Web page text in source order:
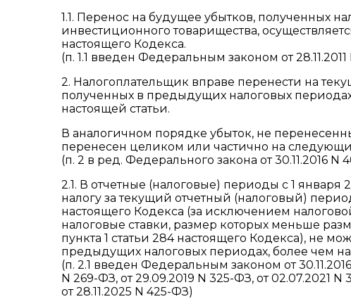
1.1. Перенос на будущее убытков, полученных
инвестиционного товарищества,
настоящего Кодекса.
(п. 1.1 введен Федеральным законом от
2. Налогоплательщик вправе перенести на
полученных в предыдущих налоговых
настоящей статьи.
В аналогичном порядке убыток, не
перенесен целиком или частично на
(п. 2 в ред. Федерального закона от 30.11.2016 N
2.1. В отчетные (налоговые) периоды с 1 января
налогу за текущий отчетный (налоговый)
настоящего Кодекса (за исключением
налоговые ставки, размер которых меньше
пункта 1 статьи 284 настоящего Кодекса), не
предыдущих налоговых периодах, более чем
(п. 2.1 введен Федеральным законом от
N 269-ФЗ, от 29.09.2019 N 325-ФЗ, от 02.07.2021
от 28.11.2025 N 425-ФЗ)